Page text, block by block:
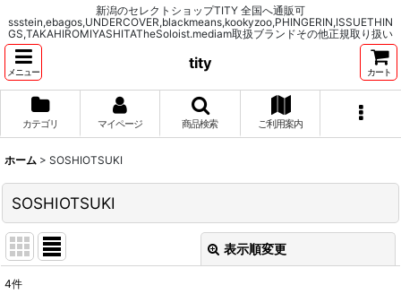
新潟のセレクトショップTITY 全国へ通販可
ssstein,ebagos,UNDERCOVER,blackmeans,kookyzoo,PHINGERIN,ISSUETHIN
GS,TAKAHIROMIYASHITATheSoloist.mediam取扱ブランドその他正規取り扱い
メニュー
tity
カート
カテゴリ マイページ 商品検索 ご利用案内
ホーム > SOSHIOTSUKI
SOSHIOTSUKI
表示順変更
4件